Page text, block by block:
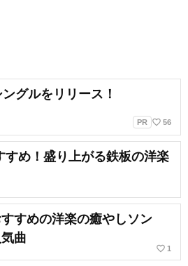
グルをリリース！
PR favorite_border 56
すめ！盛り上がる鉄板の洋楽
すめの洋楽の癒やしソン
曲
favorite_border 1